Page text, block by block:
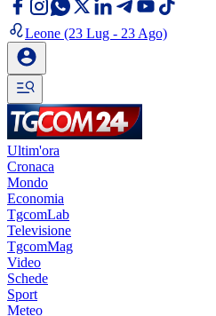
Leone (23 Lug - 23 Ago)
Ultim'ora
Cronaca
Mondo
Economia
TgcomLab
Televisione
TgcomMag
Video
Schede
Sport
Meteo